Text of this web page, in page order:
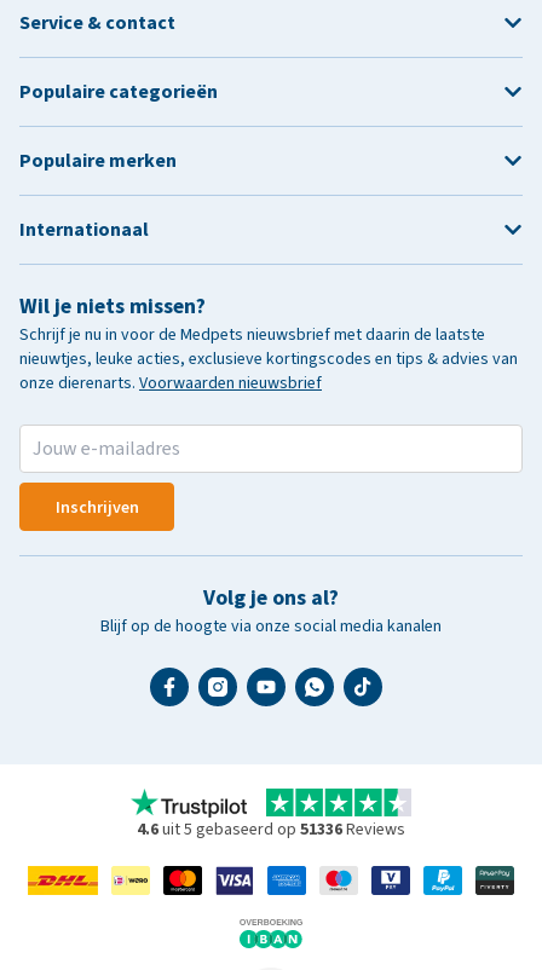
Wil je niets missen?
Schrijf je nu in voor de Medpets nieuwsbrief met daarin de laatste
nieuwtjes, leuke acties, exclusieve kortingscodes en tips & advies van
onze dierenarts. Voorwaarden nieuwsbrief
Inschrijven
Volg je ons al?
Blijf op de hoogte via onze social media kanalen
Service & contact
Populaire categorieën
Populaire merken
Internationaal
4.6uit 5 gebaseerd op 51336Reviews